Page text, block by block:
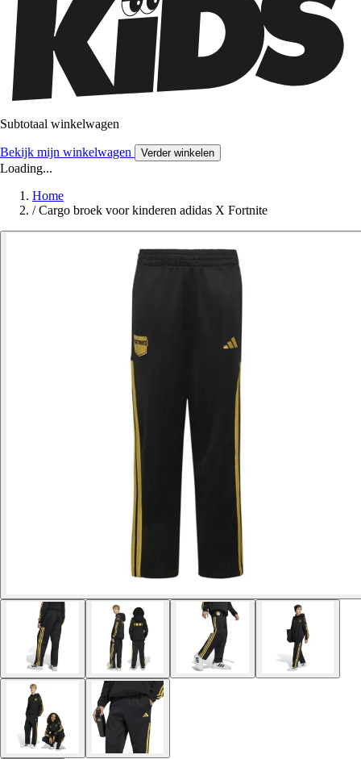
Subtotaal winkelwagen
Bekijk mijn winkelwagen Verder winkelen
Loading...
Home
/ Cargo broek voor kinderen adidas X Fortnite